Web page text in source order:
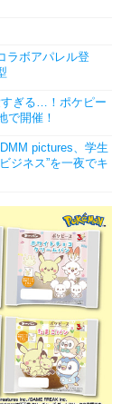
ラボアパレル登
すぎる…！ポケピー
で開催！
pictures、学生
ジネス”を一夜でキ